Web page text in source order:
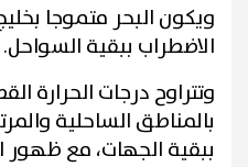
ويكون البحر متموجا
الاضطراب ببقية السواحل.
ببقية الجهات، مع ظهور